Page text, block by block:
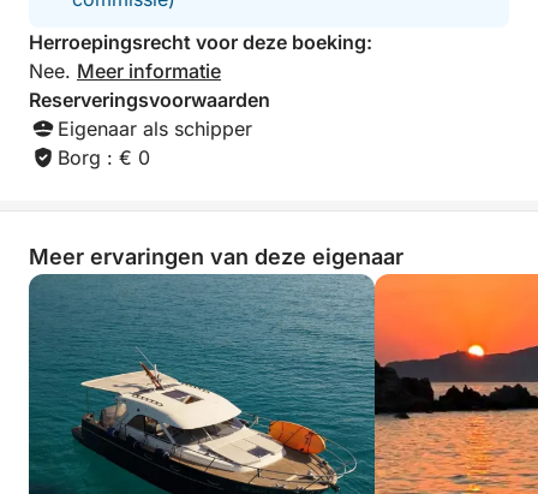
Herroepingsrecht voor deze boeking:
Nee. Meer informatie
Reserveringsvoorwaarden
Eigenaar als schipper
Borg : € 0
Meer ervaringen van deze eigenaar